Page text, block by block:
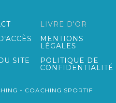
LIVRE D'OR
MENTIONS
LÉGALES
SITE
POLITIQUE DE
CONFIDENTIALITÉ
- COACHING SPORTIF